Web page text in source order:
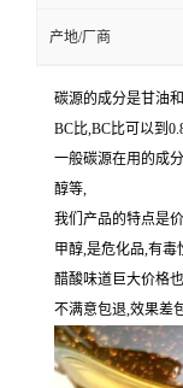
产地/厂商
碳源的成分是甘油
BC比,BC比可以到
一般碳源在用的成
醇等,
我们产品的特点是
甲醇,是危化品,有
醋酸味道巨大价格
不满意包退,效果差